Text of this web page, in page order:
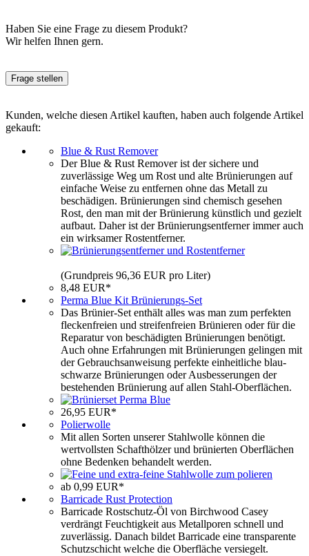
Haben Sie eine Frage zu diesem Produkt?
Wir helfen Ihnen gern.
Frage stellen
Kunden, welche diesen Artikel kauften, haben auch folgende Artikel
gekauft:
Blue & Rust Remover
Der Blue & Rust Remover ist der sichere und
zuverlässige Weg um Rost und alte Brünierungen auf
einfache Weise zu entfernen ohne das Metall zu
beschädigen. Brünierungen sind chemisch gesehen
Rost, den man mit der Brünierung künstlich und gezielt
aufbaut. Daher ist der Brünierungsentferner immer auch
ein wirksamer Rostentferner.
(Grundpreis 96,36 EUR pro Liter)
8,48 EUR*
Perma Blue Kit Brünierungs-Set
Das Brünier-Set enthält alles was man zum perfekten
fleckenfreien und streifenfreien Brünieren oder für die
Reparatur von beschädigten Brünierungen benötigt.
Auch ohne Erfahrungen mit Brünierungen gelingen mit
der Gebrauchsanweisung perfekte einheitliche blau-
schwarze Brünierungen oder Ausbesserungen der
bestehenden Brünierung auf allen Stahl-Oberflächen.
26,95 EUR*
Polierwolle
Mit allen Sorten unserer Stahlwolle können die
wertvollsten Schafthölzer und brünierten Oberflächen
ohne Bedenken behandelt werden.
ab 0,99 EUR*
Barricade Rust Protection
Barricade Rostschutz-Öl von Birchwood Casey
verdrängt Feuchtigkeit aus Metallporen schnell und
zuverlässig. Danach bildet Barricade eine transparente
Schutzschicht welche die Oberfläche versiegelt.